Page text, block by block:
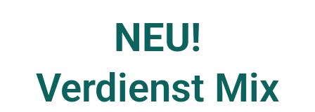
NEU!
Verdienst Mix